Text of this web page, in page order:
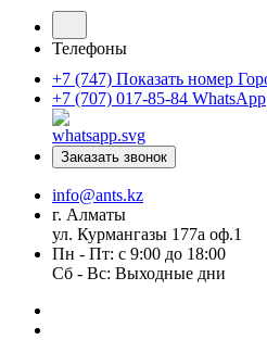
Телефоны
+7 (747) Показать номер
+7 (707) 017-85-84 WhatsApp
Заказать звонок
info@ants.kz
г. Алматы
ул. Курмангазы 177а оф.1
Пн - Пт: с 9:00 до 18:00
Сб - Вс: Выходные дни